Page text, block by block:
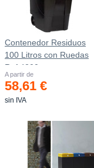
Contenedor Residuos
100 Litros con Ruedas
Ref.4200
A partir de
58,61 €
sin IVA